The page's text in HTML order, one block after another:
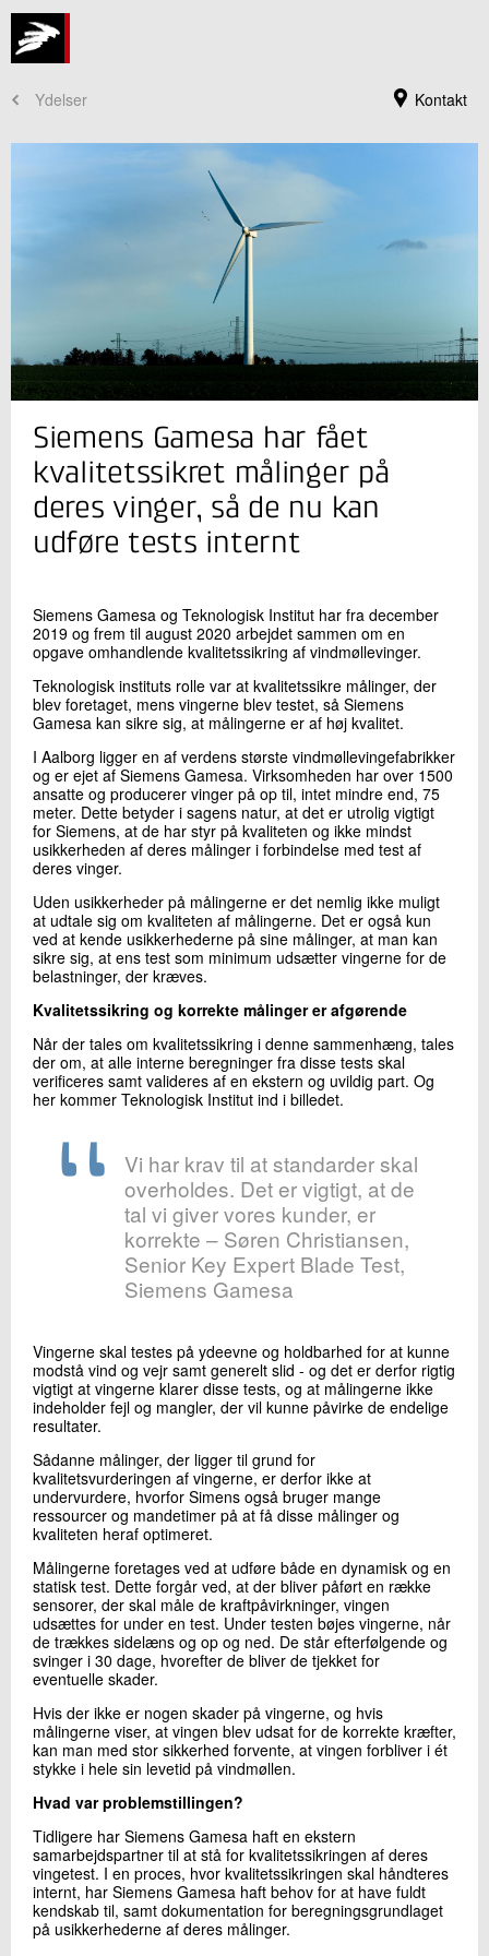
Kontakt
Ydelser
Jeg er din kontaktperson
Peter Friis Østergaard
Seniorspecialist, ph.d., civ.ing.
Installation og Kalibrering
+45 72 20 16 88
Send e-mail
Skriv til mig
Send
Siemens Gamesa har fået
kvalitetssikret målinger på
deres vinger, så de nu kan
udføre tests internt
Siemens Gamesa og Teknologisk Institut har fra december
2019 og frem til august 2020 arbejdet sammen om en
opgave omhandlende kvalitetssikring af vindmøllevinger.
Teknologisk instituts rolle var at kvalitetssikre målinger, der
blev foretaget, mens vingerne blev testet, så Siemens
Gamesa kan sikre sig, at målingerne er af høj kvalitet.
I Aalborg ligger en af verdens største vindmøllevingefabrikker
og er ejet af Siemens Gamesa. Virksomheden har over 1500
ansatte og producerer vinger på op til, intet mindre end, 75
meter. Dette betyder i sagens natur, at det er utrolig vigtigt
for Siemens, at de har styr på kvaliteten og ikke mindst
usikkerheden af deres målinger i forbindelse med test af
deres vinger.
Uden usikkerheder på målingerne er det nemlig ikke muligt
at udtale sig om kvaliteten af målingerne. Det er også kun
ved at kende usikkerhederne på sine målinger, at man kan
sikre sig, at ens test som minimum udsætter vingerne for de
belastninger, der kræves.
Kvalitetssikring og korrekte målinger er afgørende
Når der tales om kvalitetssikring i denne sammenhæng, tales
der om, at alle interne beregninger fra disse tests skal
verificeres samt valideres af en ekstern og uvildig part. Og
her kommer Teknologisk Institut ind i billedet.
Vi har krav til at standarder skal
overholdes. Det er vigtigt, at de
tal vi giver vores kunder, er
korrekte – Søren Christiansen,
Senior Key Expert Blade Test,
Siemens Gamesa
Vingerne skal testes på ydeevne og holdbarhed for at kunne
modstå vind og vejr samt generelt slid - og det er derfor rigtig
vigtigt at vingerne klarer disse tests, og at målingerne ikke
indeholder fejl og mangler, der vil kunne påvirke de endelige
resultater.
Sådanne målinger, der ligger til grund for
kvalitetsvurderingen af vingerne, er derfor ikke at
undervurdere, hvorfor Simens også bruger mange
ressourcer og mandetimer på at få disse målinger og
kvaliteten heraf optimeret.
Målingerne foretages ved at udføre både en dynamisk og en
statisk test. Dette forgår ved, at der bliver påført en række
sensorer, der skal måle de kraftpåvirkninger, vingen
udsættes for under en test. Under testen bøjes vingerne, når
de trækkes sidelæns og op og ned. De står efterfølgende og
svinger i 30 dage, hvorefter de bliver de tjekket for
eventuelle skader.
Hvis der ikke er nogen skader på vingerne, og hvis
målingerne viser, at vingen blev udsat for de korrekte kræfter,
kan man med stor sikkerhed forvente, at vingen forbliver i ét
stykke i hele sin levetid på vindmøllen.
Hvad var problemstillingen?
Tidligere har Siemens Gamesa haft en ekstern
samarbejdspartner til at stå for kvalitetssikringen af deres
vingetest. I en proces, hvor kvalitetssikringen skal håndteres
internt, har Siemens Gamesa haft behov for at have fuldt
kendskab til, samt dokumentation for beregningsgrundlaget
på usikkerhederne af deres målinger.